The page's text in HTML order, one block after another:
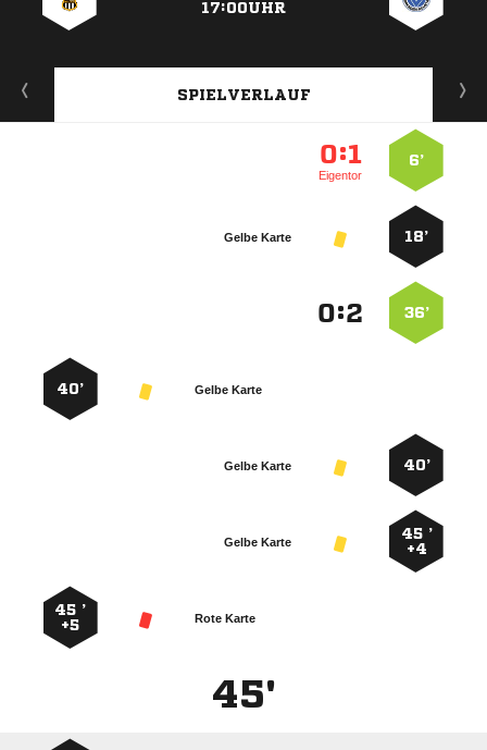
17:00UHR
SPIELVERLAUF
6’
:
Eigentor
18’
Gelbe Karte
36’
:
Gelbe Karte
40’
40’
Gelbe Karte
45 ’
+4
Gelbe Karte
Rote Karte
45 ’
+5
45'